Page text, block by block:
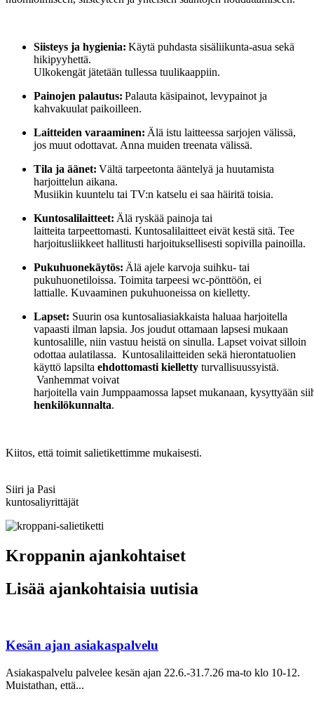
Siisteys ja hygienia: Käytä puhdasta sisäliikunta-asua sekä
hikipyyhettä.
Ulkokengät jätetään tullessa tuulikaappiin.
Painojen palautus: Palauta käsipainot, levypainot ja
kahvakuulat paikoilleen.
Laitteiden varaaminen: Älä istu laitteessa sarjojen välissä,
jos muut odottavat. Anna muiden treenata välissä.
Tila ja äänet: Vältä tarpeetonta ääntelyä ja huutamista
harjoittelun aikana.
Musiikin kuuntelu tai TV:n katselu ei saa häiritä toisia.
Kuntosalilaitteet: Älä ryskää painoja tai
laitteita tarpeettomasti. Kuntosalilaitteet eivät kestä sitä. Tee
harjoitusliikkeet hallitusti harjoituksellisesti sopivilla painoilla.
Pukuhuonekäytös: Älä ajele karvoja suihku- tai
pukuhuonetiloissa. Toimita tarpeesi wc-pönttöön, ei
lattialle. Kuvaaminen pukuhuoneissa on kielletty.
Lapset: Suurin osa kuntosaliasiakkaista haluaa harjoitella
vapaasti ilman lapsia. Jos joudut ottamaan lapsesi mukaan
kuntosalille, niin vastuu heistä on sinulla. Lapset voivat silloin
odottaa aulatilassa. Kuntosalilaitteiden sekä hierontatuolien
käyttö lapsilta ehdottomasti kielletty turvallisuussyistä.
Vanhemmat voivat
harjoitella vain Jumppaamossa lapset mukanaan, kysyttyään
henkilökunnalta.
Kiitos, että toimit salietikettimme mukaisesti.
Siiri ja Pasi
kuntosaliyrittäjät
Kroppanin ajankohtaiset
Lisää ajankohtaisia uutisia
Kesän ajan asiakaspalvelu
Asiakaspalvelu palvelee kesän ajan 22.6.-31.7.26 ma-to klo 10-12.
Muistathan, että